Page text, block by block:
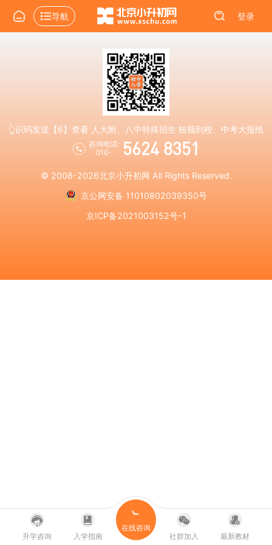
导航 登录
👆识码发送【6】查看 人大附、八中特殊招生 校额到校、中考大报纸
咨询电话:
010-
5624 8351
© 2008-2026北京小升初网 All Rights Reserved.
京公网安备 11010802039350号
京ICP备2021003152号-1
升学咨询 入学指南
在线咨询
社群加入
最新教材